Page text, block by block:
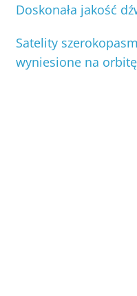
Doskonała jakość
Satelity
wyniesione na orbitę